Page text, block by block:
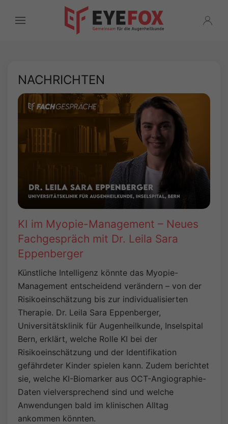
NACHRICHTEN
KI im Myopie-Management – Neues
Fachgespräch mit Dr. Leila Sara
Eppenberger
Künstliche Intelligenz könnte das Myopie-
Management entscheidend verändern – von der
Risikoeinschätzung bis zur individualisierten
Therapie. Dr. Leila Sara Eppenberger,
Universitätsklinik für Augenheilkunde, Inselspital
Bern, erklärt, welche Rolle KI bei der
Risikoeinschätzung und der Identifikation
gefährdeter Kinder spielen kann. Zudem berichtet
sie, welche KI-Biomarker aus OCT-Angiographie-
Daten vielversprechend sind und welche
Anwendungen bald im klinischen Alltag
ankommen könnten.